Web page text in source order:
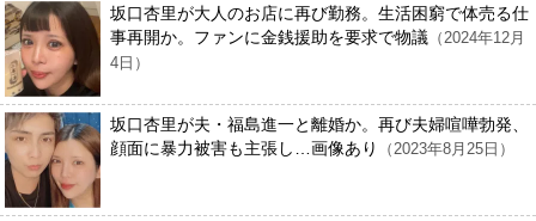
坂口杏里が大人のお店に再び勤務。生活困窮で体売る仕
事再開か。ファンに金銭援助を要求で物議 （2024年12月
4日）
坂口杏里が夫・福島進一と離婚か。再び夫婦喧嘩勃発、
顔面に暴力被害も主張し…画像あり
（2023年8月25日）